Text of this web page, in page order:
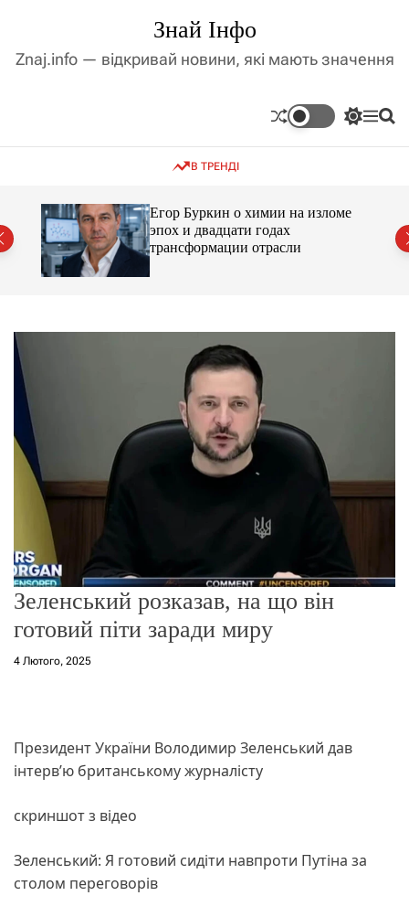
д
і
с
Знай Інфо
Znaj.info — відкривай новини, які мають значення
П
к
ж
и
м
М П
В ТРЕНДІ
Егор Буркин о химии на изломе
эпох и двадцати годах
трансформации отрасли
Зеленський розказав, на що він
готовий піти заради миру
4 Лютого, 2025
Президент України Володимир Зеленський дав
інтерв’ю британському журналісту
скриншот з відео
Зеленський: Я готовий сидіти навпроти Путіна за
столом переговорів